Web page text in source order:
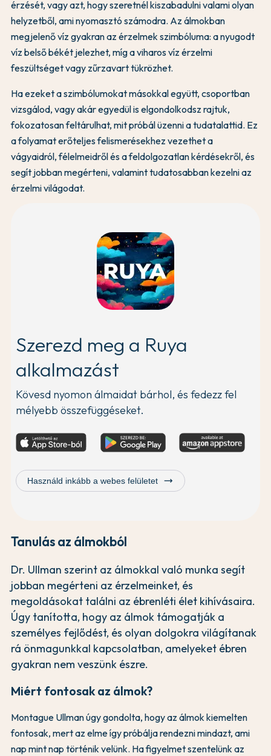
érzését, vagy azt, hogy szeretnél kiszabadulni valami olyan
helyzetből, ami nyomasztó számodra. Az álmokban
megjelenő víz gyakran az érzelmek szimbóluma: a nyugodt
víz belső békét jelezhet, míg a viharos víz érzelmi
feszültséget vagy zűrzavart tükrözhet.
Ha ezeket a szimbólumokat másokkal együtt, csoportban
vizsgálod, vagy akár egyedül is elgondolkodsz rajtuk,
fokozatosan feltárulhat, mit próbál üzenni a tudatalattid. Ez
a folyamat erőteljes felismerésekhez vezethet a
vágyaidról, félelmeidről és a feldolgozatlan kérdésekről, és
segít jobban megérteni, valamint tudatosabban kezelni az
érzelmi világodat.
Szerezd meg a Ruya
alkalmazást
Kövesd nyomon álmaidat bárhol, és fedezz fel
mélyebb összefüggéseket.
Használd inkább a webes felületet trending_flat
Tanulás az álmokból
Dr. Ullman szerint az álmokkal való munka segít
jobban megérteni az érzelmeinket, és
megoldásokat találni az ébrenléti élet kihívásaira.
Úgy tanította, hogy az álmok támogatják a
személyes fejlődést, és olyan dolgokra világítanak
rá önmagunkkal kapcsolatban, amelyeket ébren
gyakran nem veszünk észre.
Miért fontosak az álmok?
Montague Ullman úgy gondolta, hogy az álmok kiemelten
fontosak, mert az elme így próbálja rendezni mindazt, ami
nap mint nap történik velünk. Ha figyelmet szentelünk az